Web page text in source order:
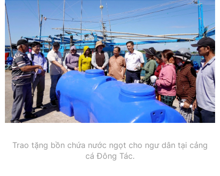
Trao tặng bồn chứa nước ngọt cho ngư dân tại cảng
cá Đông Tác.